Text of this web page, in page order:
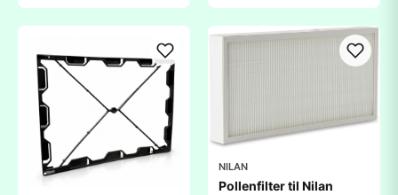
NILAN
Pollenfilter til Nilan